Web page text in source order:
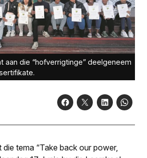
aan die “hofverrigtinge” deelgeneem
die tema “Take back our power,